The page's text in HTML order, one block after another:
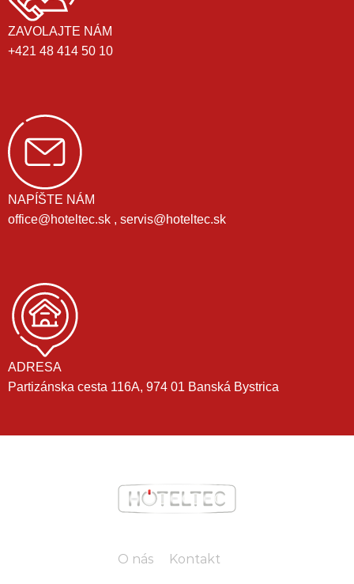
ZAVOLAJTE NÁM
+421 48 414 50 10
NAPÍŠTE NÁM
office@hoteltec.sk , servis@hoteltec.sk
ADRESA
Partizánska cesta 116A, 974 01 Banská Bystrica
O nás Kontakt